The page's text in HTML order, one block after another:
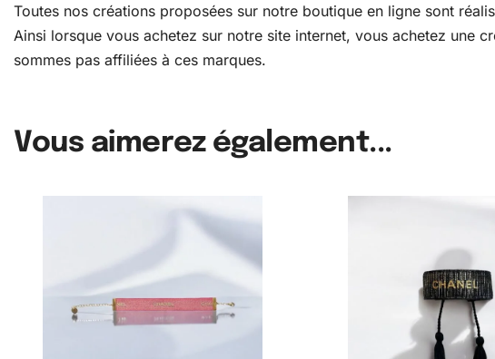
Toutes nos créations proposées sur notre boutique en ligne sont
Ainsi lorsque vous achetez sur notre site internet, vous achetez une
sommes pas affiliées à ces marques.
Vous aimerez également...